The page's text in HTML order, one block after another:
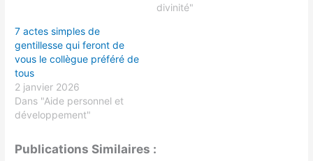
divinité"
7 actes simples de
gentillesse qui feront de
vous le collègue préféré de
tous
2 janvier 2026
Dans "Aide personnel et
développement"
Publications Similaires :